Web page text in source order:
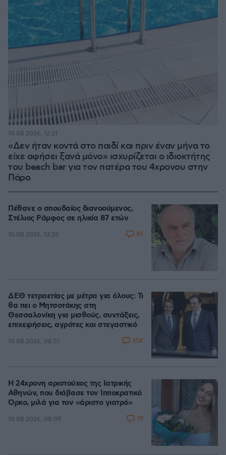
«Δεν ήταν κοντά στο παιδί και πριν έναν μήνα το
είχε αφήσει ξανά μόνο» ισχυρίζεται ο ιδιοκτήτης
του beach bar για τον πατέρα του 4χρονου στην
Πάρο
10.08.2026, 12:21
Πέθανε ο σπουδαίος διανοούμενος,
Στέλιος Ράμφος σε ηλικία 87 ετών
10.08.2026, 13:28 45
ΔΕΘ τετραετίας με μέτρα για όλους: Τι
θα πει ο Μητσοτάκης στη
Θεσσαλονίκη για μισθούς, συντάξεις,
επιχειρήσεις, αγρότες και στεγαστικό
10.08.2026, 08:51 358
Η 24χρονη αριστούχος της Ιατρικής
Αθηνών, που διάβασε τον Ιπποκρατικό
Όρκο, μιλά για τον «άριστο γιατρό»
10.08.2026, 08:09 79